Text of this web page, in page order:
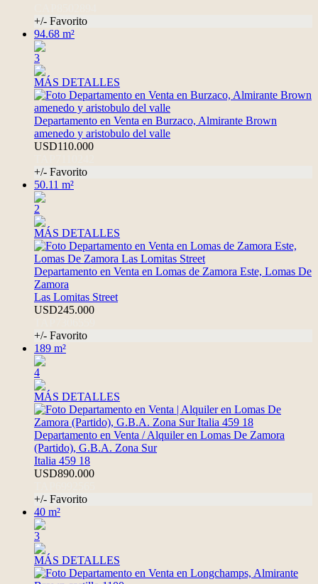
+/- Favorito
94.68 m²
3
MÁS DETALLES
Departamento en Venta en Burzaco, Almirante Brown
amenedo y aristobulo del valle
USD110.000
+/- Favorito
50.11 m²
2
MÁS DETALLES
Departamento en Venta en Lomas de Zamora Este, Lomas De
Zamora
Las Lomitas Street
USD245.000
+/- Favorito
189 m²
4
MÁS DETALLES
Departamento en Venta / Alquiler en Lomas De Zamora
(Partido), G.B.A. Zona Sur
Italia 459 18
USD890.000
+/- Favorito
40 m²
3
MÁS DETALLES